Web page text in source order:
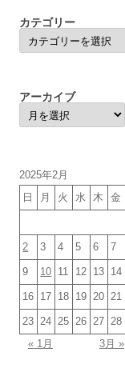
カテゴリー
カ
テ
ゴ
アーカイブ
ア
ー
カ
2025年2月
日
月 火 水 木 金
2 3 4 5 6 7
9 10 11 12 13 14
16 17 18 19 20 21
23 24 25 26 27 28
« 1月
3月 »